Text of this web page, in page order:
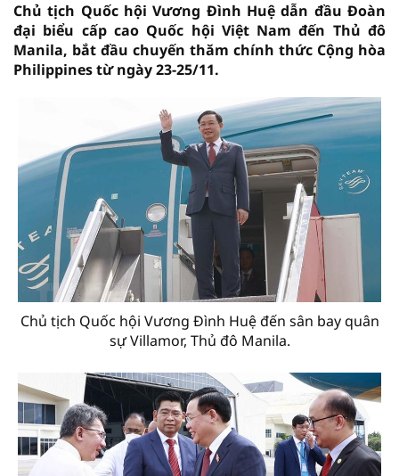
Chủ tịch Quốc hội Vương Đình Huệ dẫn đầu Đoàn
đại biểu cấp cao Quốc hội Việt Nam đến Thủ đô
Manila, bắt đầu chuyến thăm chính thức Cộng hòa
Philippines từ ngày 23-25/11.
Chủ tịch Quốc hội Vương Đình Huệ đến sân bay quân
sự Villamor, Thủ đô Manila.